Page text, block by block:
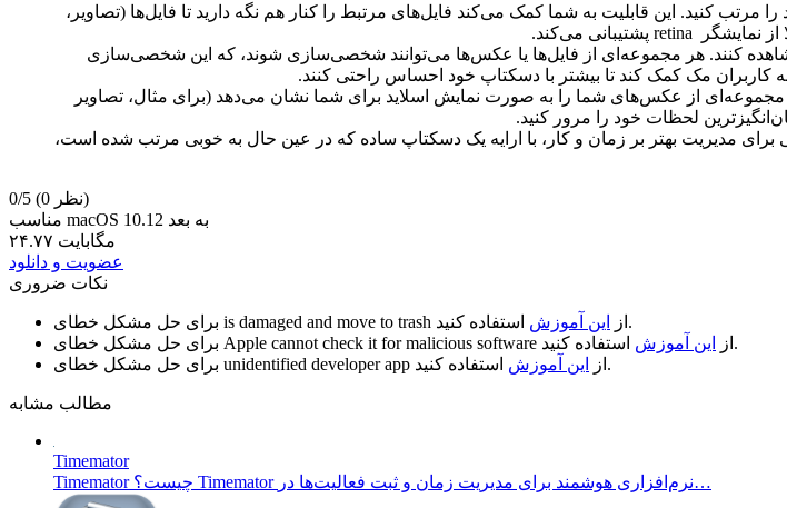
کنید. این قابلیت به شما کمک می‌کند فایل‌های مرتبط را کنار هم نگه دارید تا فایل‌ها (تصاویر،
از نمایشگر retina پشتیبانی می‌کند.
کنند. هر مجموعه‌ای از فایل‌ها یا عکس‌ها می‌توانند شخصی‌سازی شوند، که این شخصی‌سازی
کاربران مک کمک کند تا بیشتر با دسکتاپ خود احساس راحتی کنند.
مجموعه‌ای از عکس‌های شما را به صورت نمایش اسلاید برای شما نشان می‌دهد (برای مثال، تصاویر
لحظات خود را مرور کنید.
برای مدیریت بهتر بر زمان و کار، با ارایه یک دسکتاپ ساده که در عین حال به خوبی مرتب شده است،
0/5
(0 نظر)
مناسب macOS 10.12 به بعد
۲۴.۷۷ مگابایت
عضویت و دانلود
نکات ضروری
is damaged and move to trash از این آموزش
استفاده کنید.
Apple cannot check it for malicious software از این آموزش
استفاده کنید.
unidentified developer app از این آموزش استفاده کنید.
مطالب مشابه
Timemator
Timemator چیست؟ Timemator نرم‌افزاری هوشمند برای مدیریت زمان و ثبت فعالیت‌ها در…